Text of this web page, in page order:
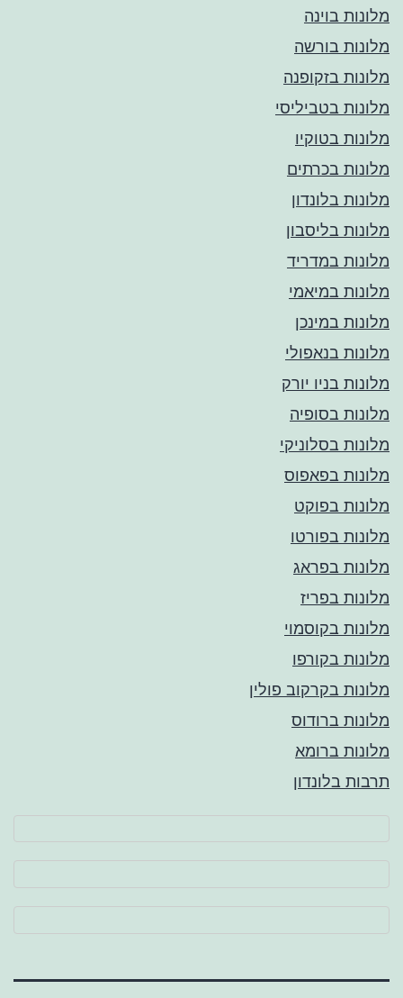
מלונות בוינה
מלונות בורשה
מלונות בזקופנה
מלונות בטביליסי
מלונות בטוקיו
מלונות בכרתים
מלונות בלונדון
מלונות בליסבון
מלונות במדריד
מלונות במיאמי
מלונות במינכן
מלונות בנאפולי
מלונות בניו יורק
מלונות בסופיה
מלונות בסלוניקי
מלונות בפאפוס
מלונות בפוקט
מלונות בפורטו
מלונות בפראג
מלונות בפריז
מלונות בקוסמוי
מלונות בקורפו
מלונות בקרקוב פולין
מלונות ברודוס
מלונות ברומא
תרבות בלונדון